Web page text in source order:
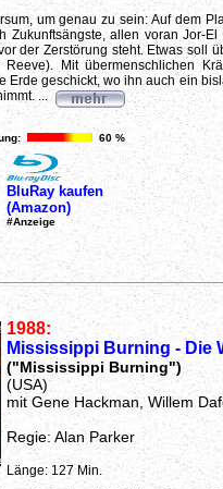
um genau zu sein: Auf dem
Zukunftsängste, allen voran Jor-
der Zerstörung steht. Etwas soll
Reeve). Mit übermenschlichen
Erde geschickt, wo ihn auch ein
...
60 %
BluRay kaufen
(Amazon)
#Anzeige
1988:
Mississippi Burning - Die
("Mississippi Burning")
(USA)
mit Gene Hackman, Willem
Regie: Alan Parker
Länge: 127 Min.